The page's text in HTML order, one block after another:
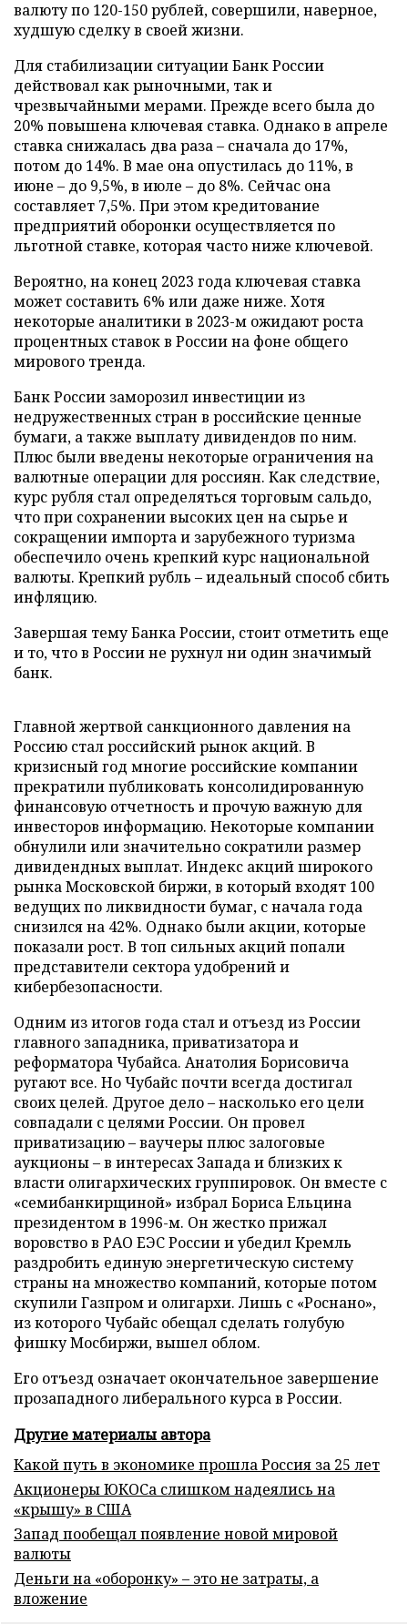
валюту по 120-150 рублей, совершили, наверное,
худшую сделку в своей жизни.
Для стабилизации ситуации Банк России
действовал как рыночными, так и
чрезвычайными мерами. Прежде всего была до
20% повышена ключевая ставка. Однако в апреле
ставка снижалась два раза – сначала до 17%,
потом до 14%. В мае она опустилась до 11%, в
июне – до 9,5%, в июле – до 8%. Сейчас она
составляет 7,5%. При этом кредитование
предприятий оборонки осуществляется по
льготной ставке, которая часто ниже ключевой.
Вероятно, на конец 2023 года ключевая ставка
может составить 6% или даже ниже. Хотя
некоторые аналитики в 2023-м ожидают роста
процентных ставок в России на фоне общего
мирового тренда.
Банк России заморозил инвестиции из
недружественных стран в российские ценные
бумаги, а также выплату дивидендов по ним.
Плюс были введены некоторые ограничения на
валютные операции для россиян. Как следствие,
курс рубля стал определяться торговым сальдо,
что при сохранении высоких цен на сырье и
сокращении импорта и зарубежного туризма
обеспечило очень крепкий курс национальной
валюты. Крепкий рубль – идеальный способ сбить
инфляцию.
Завершая тему Банка России, стоит отметить еще
и то, что в России не рухнул ни один значимый
банк.
Главной жертвой санкционного давления на
Россию стал российский рынок акций. В
кризисный год многие российские компании
прекратили публиковать консолидированную
финансовую отчетность и прочую важную для
инвесторов информацию. Некоторые компании
обнулили или значительно сократили размер
дивидендных выплат. Индекс акций широкого
рынка Московской биржи, в который входят 100
ведущих по ликвидности бумаг, с начала года
снизился на 42%. Однако были акции, которые
показали рост. В топ сильных акций попали
представители сектора удобрений и
кибербезопасности.
Одним из итогов года стал и отъезд из России
главного западника, приватизатора и
реформатора Чубайса. Анатолия Борисовича
ругают все. Но Чубайс почти всегда достигал
своих целей. Другое дело – насколько его цели
совпадали с целями России. Он провел
приватизацию – ваучеры плюс залоговые
аукционы – в интересах Запада и близких к
власти олигархических группировок. Он вместе с
«семибанкирщиной» избрал Бориса Ельцина
президентом в 1996-м. Он жестко прижал
воровство в РАО ЕЭС России и убедил Кремль
раздробить единую энергетическую систему
страны на множество компаний, которые потом
скупили Газпром и олигархи. Лишь с «Роснано»,
из которого Чубайс обещал сделать голубую
фишку Мосбиржи, вышел облом.
Его отъезд означает окончательное завершение
прозападного либерального курса в России.
Другие материалы автора
Какой путь в экономике прошла Россия за 25 лет
Акционеры ЮКОСа слишком надеялись на
«крышу» в США
Запад пообещал появление новой мировой
валюты
Деньги на «оборонку» – это не затраты, а
вложение